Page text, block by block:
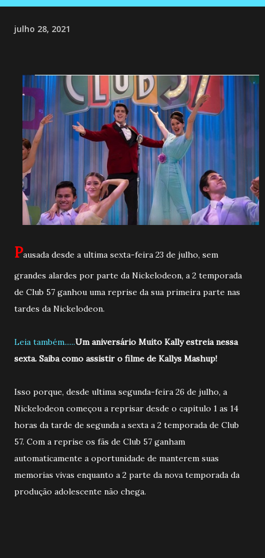
julho 28, 2021
Pausada desde a ultima sexta-feira 23 de julho, sem
grandes alardes por parte da Nickelodeon, a 2 temporada
de Club 57 ganhou uma reprise da sua primeira parte nas
tardes da Nickelodeon.
Leia também......Um aniversário Muito Kally estreia nessa
sexta. Saiba como assistir o filme de Kallys Mashup!
Isso porque, desde ultima segunda-feira 26 de julho, a
Nickelodeon começou a reprisar desde o capitulo 1 as 14
horas da tarde de segunda a sexta a 2 temporada de Club
57. Com a reprise os fãs de Club 57 ganham
automaticamente a oportunidade de manterem suas
memorias vivas enquanto a 2 parte da nova temporada da
produção adolescente não chega.